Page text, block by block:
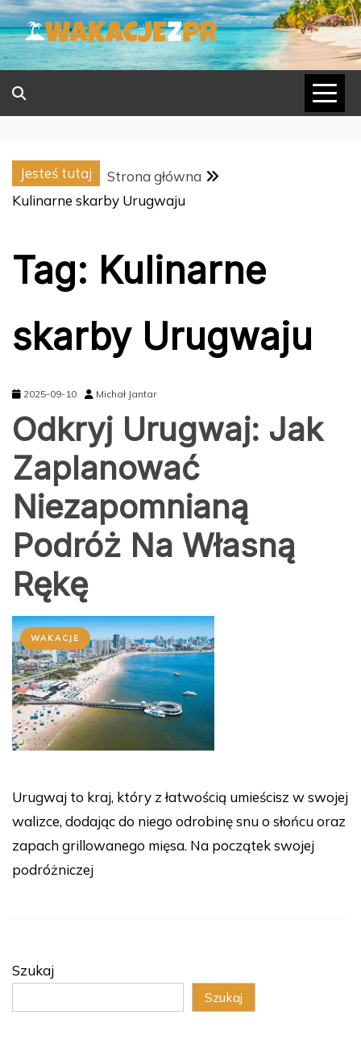
Skip
to
content
Jesteś tutaj
Strona główna
Kulinarne skarby Urugwaju
Tag: Kulinarne
skarby Urugwaju
2025-09-10 Michał Jantar
Odkryj Urugwaj: Jak
Zaplanować
Niezapomnianą
Podróż Na Własną
Rękę
WAKACJE
Urugwaj to kraj, który z łatwością umieścisz w swojej
walizce, dodając do niego odrobinę snu o słońcu oraz
zapach grillowanego mięsa. Na początek swojej
podróżniczej
Szukaj
Szukaj